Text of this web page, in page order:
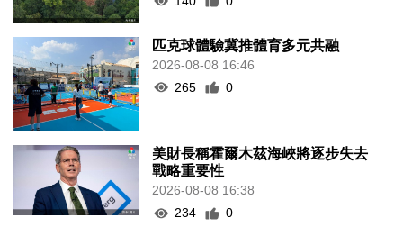
匹克球體驗冀推體育多元共融
2026-08-08 16:46
265
0
美財長稱霍爾木茲海峽將逐步失去
戰略重要性
2026-08-08 16:38
234
0